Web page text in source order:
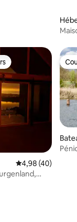
: 4,93
les plus appréciés
Évaluation
4,98 (40)